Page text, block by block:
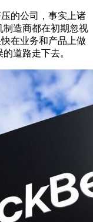
的公司，事实上诸
制造商都在初期忽视
在业务和产品上做
道路走下去。